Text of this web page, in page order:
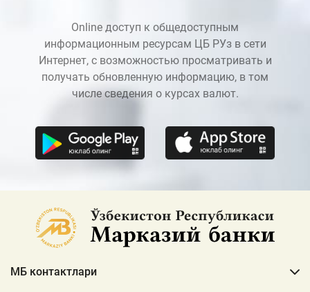
Online доступ к общедоступным
информационным ресурсам ЦБ РУз в сети
Интернет, с возможностью просматривать и
получать обновленную информацию, в том
числе сведения о курсах валют.
МБ контактлари